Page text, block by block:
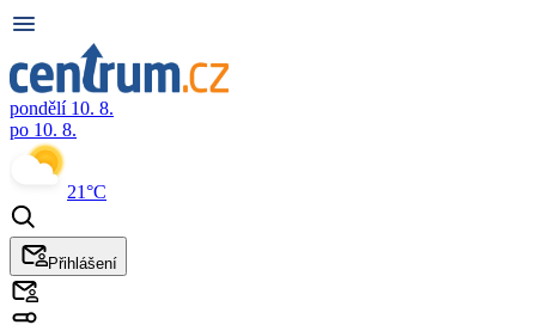
pondělí 10. 8.
po 10. 8.
21°C
Přihlášení